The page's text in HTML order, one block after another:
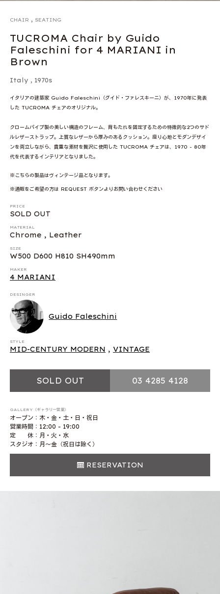
CHAIR , SEATING
TUCROMA Chair by Guido
Faleschini for 4 MARIANI in
Brown
Italy , 1970s
イタリアの建築家 Guido Faleschini（グイド・ファレスキーニ）が、1970年に発表
した TUCROMA チェアのオリジナル。
クロームパイプ製の美しい構造のフレーム、背もたれを固定するための特徴的な2つのサド
ルレザーストラップ。上質なレザーから厚みのあるクッション。座り心地とモダンデザイ
ンを両立しながら、貴重な素材を贅沢に使用した TUCROMA チェアは、1970 - 80年
代を代表するインテリアとなりました。
※こちらの製品はヴィンテージ品となります。
※通販をご希望の方は REQUEST ボタンよりお問い合わせください
PRICE
SOLD OUT
MATERIAL
Chrome , Leather
SIZE
W500 D600 H810 SH490mm
MAKER
4 MARIANI
DESINGER
Guido Faleschini
STYLE
MID-CENTURY MODERN , VINTAGE
SOLD OUT 03 4285 4128
GALLERY（ギャラリー営業）
オープン：木・金・土・日・祝日
営業時間：12:00 - 19:00
定 休：月・火・水
スタジオ：月〜金（祝日は除く）
RESERVATION